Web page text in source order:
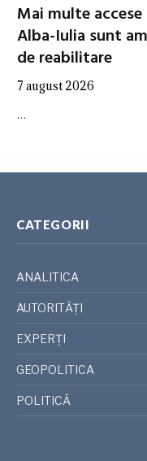
Mai multe
Alba-Iulia sunt
de reabilitare
7 august 2026
…
CATEGORII
ANALITICA
AUTORITĂȚI
EXPERȚI
GEOPOLITICA
POLITICĂ